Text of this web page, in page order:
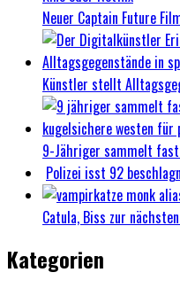
Neuer Captain Future
Künstler stellt
9-Jähriger sammelt
Polizei isst 92
Catula, Biss zur
Kategorien